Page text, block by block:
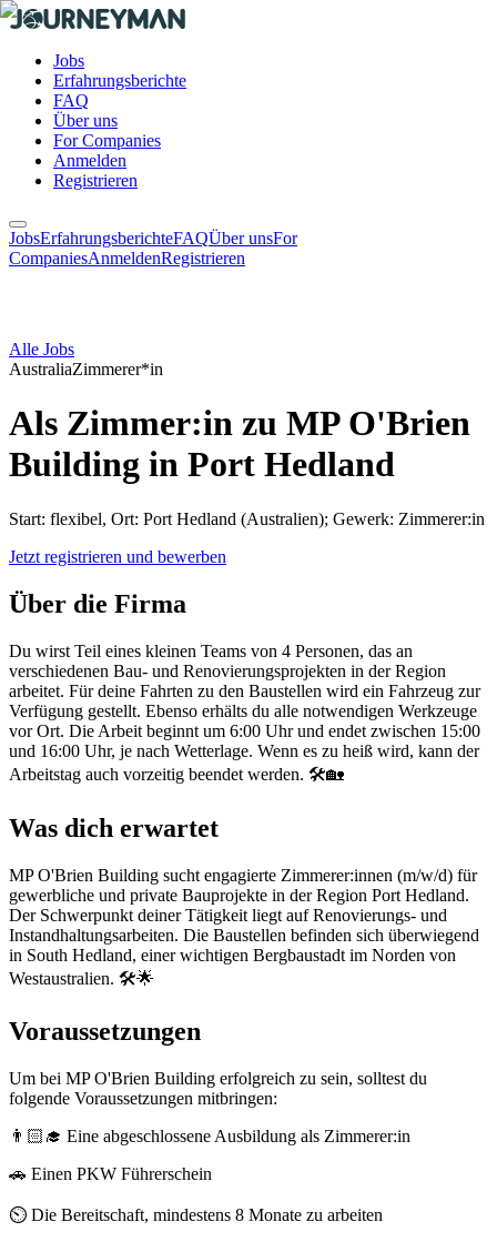
Jobs
Erfahrungsberichte
FAQ
Über uns
For Companies
Anmelden
Registrieren
JobsErfahrungsberichteFAQÜber unsFor
CompaniesAnmeldenRegistrieren
Alle Jobs
AustraliaZimmerer*in
Als Zimmer:in zu MP O'Brien
Building in Port Hedland
Start: flexibel, Ort: Port Hedland (Australien); Gewerk: Zimmerer:in
Jetzt registrieren und bewerben
Über die Firma
Du wirst Teil eines kleinen Teams von 4 Personen, das an
verschiedenen Bau- und Renovierungsprojekten in der Region
arbeitet. Für deine Fahrten zu den Baustellen wird ein Fahrzeug zur
Verfügung gestellt. Ebenso erhälts du alle notwendigen Werkzeuge
vor Ort. Die Arbeit beginnt um 6:00 Uhr und endet zwischen 15:00
und 16:00 Uhr, je nach Wetterlage. Wenn es zu heiß wird, kann der
Arbeitstag auch vorzeitig beendet werden. 🛠️🏡
Was dich erwartet
MP O'Brien Building sucht engagierte Zimmerer:innen (m/w/d) für
gewerbliche und private Bauprojekte in der Region Port Hedland.
Der Schwerpunkt deiner Tätigkeit liegt auf Renovierungs- und
Instandhaltungsarbeiten. Die Baustellen befinden sich überwiegend
in South Hedland, einer wichtigen Bergbaustadt im Norden von
Westaustralien. 🛠️🌟
Voraussetzungen
Um bei MP O'Brien Building erfolgreich zu sein, solltest du
folgende Voraussetzungen mitbringen:
👨🏻‍🎓 Eine abgeschlossene Ausbildung als Zimmerer:in
🚗 Einen PKW Führerschein
⏲️ Die Bereitschaft, mindestens 8 Monate zu arbeiten